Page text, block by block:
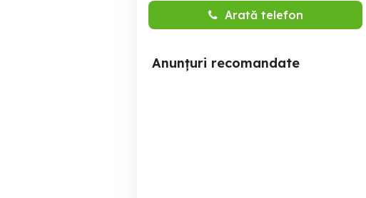
Arată telefon
Anunțuri recomandate